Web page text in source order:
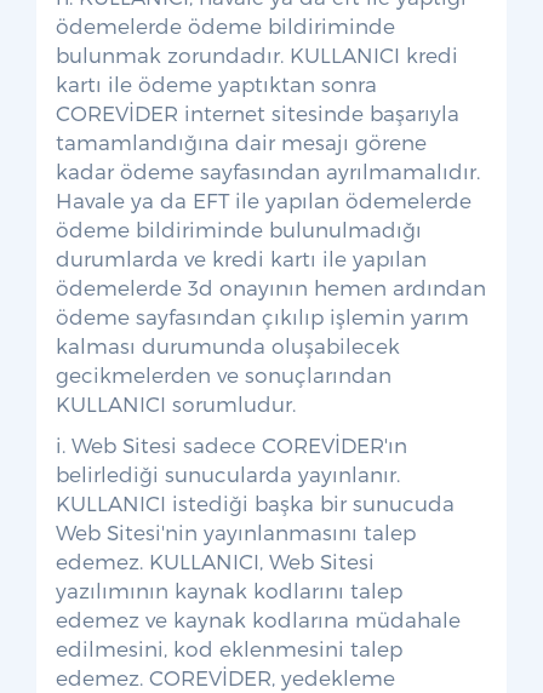
ödemelerde ödeme bildiriminde
bulunmak zorundadır. KULLANICI kredi
kartı ile ödeme yaptıktan sonra
COREVİDER internet sitesinde başarıyla
tamamlandığına dair mesajı görene
kadar ödeme sayfasından ayrılmamalıdır.
Havale ya da EFT ile yapılan ödemelerde
ödeme bildiriminde bulunulmadığı
durumlarda ve kredi kartı ile yapılan
ödemelerde 3d onayının hemen ardından
ödeme sayfasından çıkılıp işlemin yarım
kalması durumunda oluşabilecek
gecikmelerden ve sonuçlarından
KULLANICI sorumludur.
i. Web Sitesi sadece COREVİDER'ın
belirlediği sunucularda yayınlanır.
KULLANICI istediği başka bir sunucuda
Web Sitesi'nin yayınlanmasını talep
edemez. KULLANICI, Web Sitesi
yazılımının kaynak kodlarını talep
edemez ve kaynak kodlarına müdahale
edilmesini, kod eklenmesini talep
edemez. COREVİDER, yedekleme